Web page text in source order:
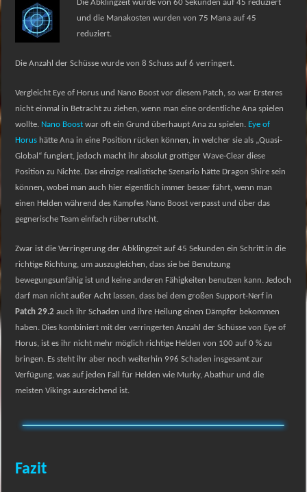
Die Abklingzeit wurde von 60 Sekunden auf 45 reduziert
und die Manakosten wurden von 75 Mana auf 45
reduziert.
Die Anzahl der Schüsse wurde von 8 Schuss auf 6 verringert.
Vergleicht Eye of Horus und Nano Boost vor diesem Patch, so war Ersteres
nicht einmal in Betracht zu ziehen, wenn man eine ordentliche Ana spielen
wollte. Nano Boost war oft ein Grund überhaupt Ana zu spielen. Eye of
Horus hätte Ana in eine Position rücken können, in welcher sie als „Quasi-
Global“ fungiert, jedoch macht ihr absolut grottiger Wave-Clear diese
Position zu Nichte. Das einzige realistische Szenario hätte Dragon Shire sein
können, wobei man auch hier eigentlich immer besser fährt, wenn man
einen Helden während des Kampfes Nano Boost verpasst und über das
gegnerische Team einfach rüberrutscht.
Zwar ist die Verringerung der Abklingzeit auf 45 Sekunden ein Schritt in die
richtige Richtung, um auszugleichen, dass sie bei Benutzung
bewegungsunfähig ist und keine anderen Fähigkeiten benutzen kann. Jedoch
darf man nicht außer Acht lassen, dass bei dem großen Support-Nerf in
Patch 29.2 auch ihr Schaden und ihre Heilung einen Dämpfer bekommen
haben. Dies kombiniert mit der verringerten Anzahl der Schüsse von Eye of
Horus, ist es ihr nicht mehr möglich richtige Helden von 100 auf 0 % zu
bringen. Es steht ihr aber noch weiterhin 996 Schaden insgesamt zur
Verfügung, was auf jeden Fall für Helden wie Murky, Abathur und die
meisten Vikings ausreichend ist.
Fazit